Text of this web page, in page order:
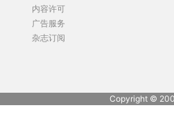
内容许可
广告服务
杂志订阅
Copyright ©